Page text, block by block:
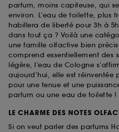
parfum, moins capiteuse, qui
environ. L’eau de toilette, plus
habillera de liberté pour 3h à
dans tout ça ? Voilà une
une famille olfactive bien
comprend essentiellement des
légère, l’eau de Cologne
aujourd’hui, elle est réinventée
pour une tenue et une
parfum ou une eau de toilette !
LE CHARME DES NOTES
Si on veut parler des parfums